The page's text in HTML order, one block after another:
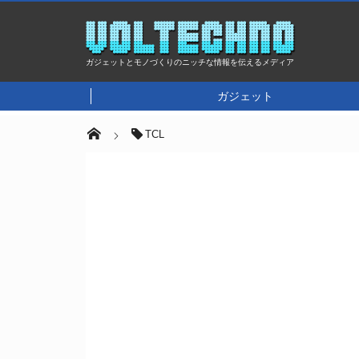
ガジェットとモノづくりのニッチな情報を伝えるメディア
ガジェット
TCL